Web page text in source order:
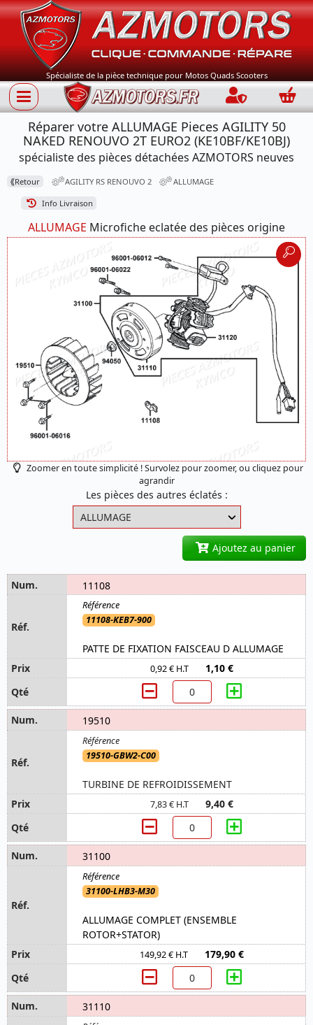
Spécialiste de la pièce technique pour Motos Quads Scooters
Connection
Réparer votre ALLUMAGE Pieces AGILITY 50
NAKED RENOUVO 2T EURO2 (KE10BF/KE10BJ)
spécialiste des pièces détachées AZMOTORS neuves
⟪Retour AGILITY RS RENOUVO 2 ALLUMAGE
Info Livraison
ALLUMAGE Microfiche eclatée des pièces origine
Zoomer en toute simplicité ! Survolez pour zoomer, ou cliquez pour
agrandir
Les pièces des autres éclatés :
Ajoutez au panier
11108
11108-KEB7-900
PATTE DE FIXATION FAISCEAU D ALLUMAGE
0,92 € H.T 1,10 €
19510
19510-GBW2-C00
TURBINE DE REFROIDISSEMENT
7,83 € H.T 9,40 €
31100
31100-LHB3-M30
ALLUMAGE COMPLET (ENSEMBLE
ROTOR+STATOR)
149,92 € H.T 179,90 €
31110